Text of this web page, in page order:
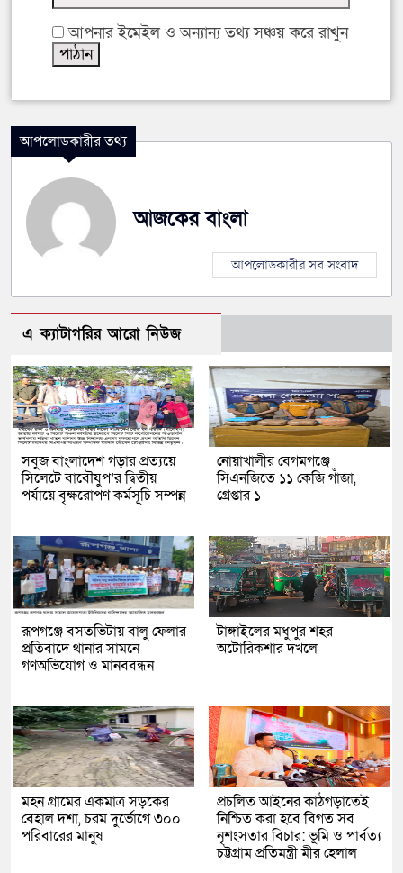
আপনার ইমেইল ও অন্যান্য তথ্য সঞ্চয় করে রাখুন
আপলোডকারীর তথ্য
আজকের বাংলা
আপলোডকারীর সব সংবাদ
এ ক্যাটাগরির আরো নিউজ
সবুজ বাংলাদেশ গড়ার প্রত্যয়ে
সিলেটে বাবৌযুপ’র দ্বিতীয়
পর্যায়ে বৃক্ষরোপণ কর্মসূচি সম্পন্ন
নোয়াখালীর বেগমগঞ্জে
সিএনজিতে ১১ কেজি গাঁজা,
গ্রেপ্তার ১
রূপগঞ্জে বসতভিটায় বালু ফেলার
প্রতিবাদে থানার সামনে
গণঅভিযোগ ও মানববন্ধন
টাঙ্গাইলের মধুপুর শহর
অটোরিকশার দখলে
মহন গ্রামের একমাত্র সড়কের
বেহাল দশা, চরম দুর্ভোগে ৩০০
পরিবারের মানুষ
প্রচলিত আইনের কাঠগড়াতেই
নিশ্চিত করা হবে বিগত সব
নৃশংসতার বিচার: ভূমি ও পার্বত্য
চট্টগ্রাম প্রতিমন্ত্রী মীর হেলাল